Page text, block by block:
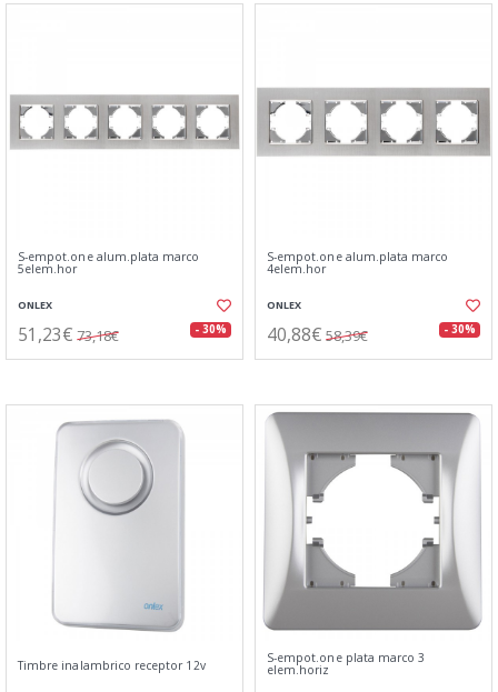
S-empot.one alum.plata marco
5elem.hor
ONLEX
51,23€ 73,18€ - 30%
S-empot.one alum.plata marco
4elem.hor
ONLEX
40,88€ 58,39€ - 30%
Timbre inalambrico receptor 12v S-empot.one plata marco 3
elem.horiz